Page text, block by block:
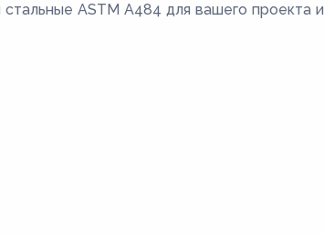
ASTM A484 для вашего проекта и